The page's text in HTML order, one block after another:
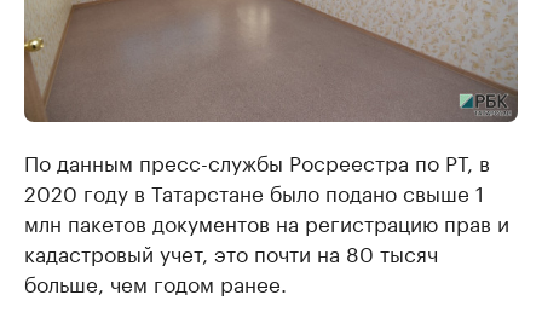
По данным пресс-службы Росреестра по РТ, в
2020 году в Татарстане было подано свыше 1
млн пакетов документов на регистрацию прав и
кадастровый учет, это почти на 80 тысяч
больше, чем годом ранее.